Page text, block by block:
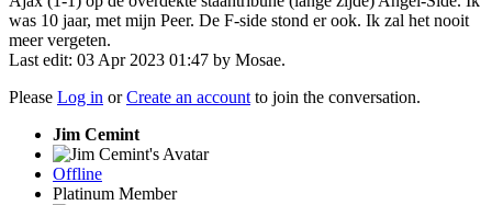
was 10 jaar, met mijn Peer. De F-side stond er ook. Ik zal het nooit
meer vergeten.
Last edit: 03 Apr 2023 01:47 by Mosae.
Please Log in orCreate an accountto join the conversation.
Jim Cemint
Offline
Platinum Member